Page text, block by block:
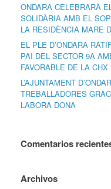
ONDARA CELEBRARÀ
SOLIDÀRIA AMB EL
LA RESIDÈNCIA MARE
EL PLE D’ONDARA
PAI DEL SECTOR 9A
FAVORABLE DE LA CHX
L’AJUNTAMENT
TREBALLADORES
LABORA DONA
Comentarios
Archivos